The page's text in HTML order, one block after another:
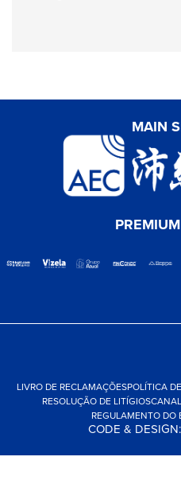
MAIN
LIVRO DE RECLAMAÇÕESPOLÍTICA
RESOLUÇÃO DE LITÍGIOS
REGULAMENTO DO
CODE & DESIGN: